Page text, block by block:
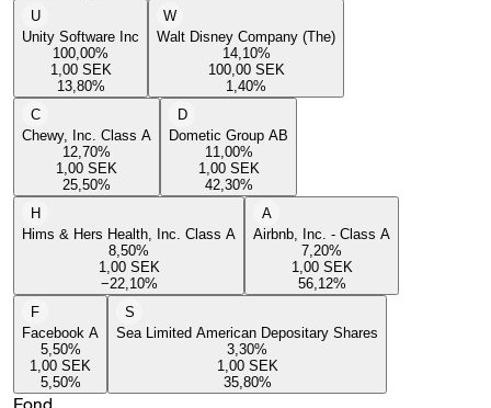
U
Unity Software Inc
100,00%
1,00 SEK
13,80%
W
Walt Disney Company (The)
14,10%
100,00 SEK
1,40%
C
Chewy, Inc. Class A
12,70%
1,00 SEK
25,50%
D
Dometic Group AB
11,00%
1,00 SEK
42,30%
H
Hims & Hers Health, Inc. Class A
8,50%
1,00 SEK
−22,10%
A
Airbnb, Inc. - Class A
7,20%
1,00 SEK
56,12%
F
Facebook A
5,50%
1,00 SEK
5,50%
S
Sea Limited American Depositary Shares
3,30%
1,00 SEK
35,80%